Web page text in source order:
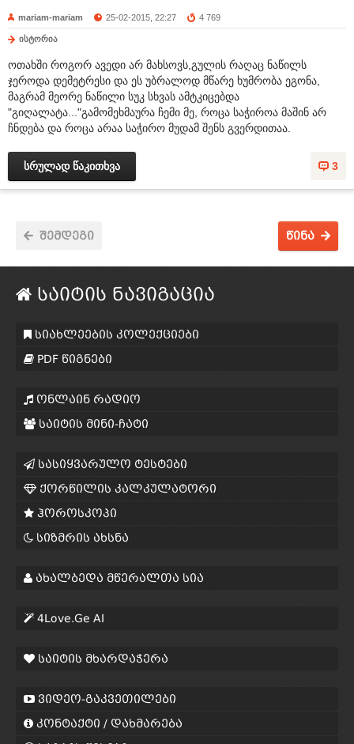
mariam-mariam 25-02-2015, 22:27 4 769
ისტორია
ოთახში როგორ ავედი არ მახსოვს,გულის რაღაც ნაწილს
ჯეროდა დემეტრესი და ეს უბრალოდ მწარე ხუმრობა ეგონა,
მაგრამ მეორე ნაწილი სუკ სხვას ამტკიცებდა
"გიღალატა..."გამომეხმაურა ჩემი მე, როცა საჭიროა მაშინ არ
ჩნდება და როცა არაა საჭირო მუდამ შენს გვერდითაა.
3
სრულად წაკითხვა
წინა
შემდეგი
საიტის ნავიგაცია
სიახლეების კოლექციები
PDF წიგნები
ონლაინ რადიო
საიტის მინი-ჩატი
სასიყვარულო ტესტები
ქორწილის კალკულატორი
ჰოროსკოპი
სიზმრის ახსნა
ახალბედა მწერალთა სია
4Love.Ge AI
საიტის მხარდაჭერა
ვიდეო-გაკვეთილები
კონტაქტი / დახმარება